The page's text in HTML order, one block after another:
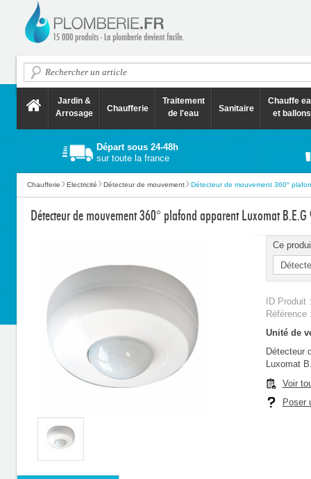
Jardin &
Arrosage
Chaufferie
Traitement
de l'eau
Sanitaire
Chauffe
et ballons
Départ sous 24-48h
sur toute la france
Chaufferie Electricité Détecteur de mouvement Détecteur de mouvement 360°
Détecteur de mouvement 360° plafond apparent Luxomat B.E.G
Ce
ID Produit
Unité de
Détecteur
Luxomat
Voir
Poser